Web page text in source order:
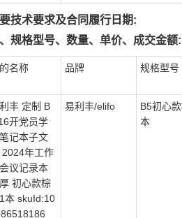
技术要求及合同履行日期:
规格型号、数量、单价、成交金额:
名称 品牌 规格型号
丰 定制 B
开党员学
记本子文
2024年工作
议记录本
初心款棕
本 skuId:10
易利丰/elifo
B5初心
本